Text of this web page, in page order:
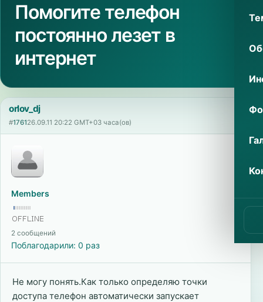
Помогите телефон
постоянно лезет в
интернет
orlov_dj
#176126.09.11 20:22 GMT+03 часа(ов)
Members
2 сообщений
Поблагодарили: 0 раз
Не могу понять.Как только определяю точки
доступа телефон автоматически запускает